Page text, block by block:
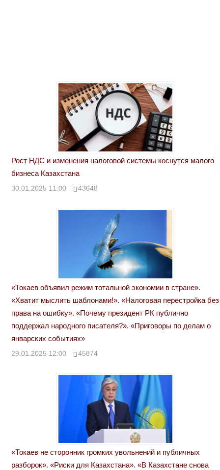
Рост НДС и изменения налоговой системы коснутся малого
бизнеса Казахстана
30.01.2025 11:00 43648
«Токаев объявил режим тотальной экономии в стране».
«Хватит мыслить шаблонами!». «Налоговая перестройка без
права на ошибку». «Почему президент РК публично
поддержал народного писателя?». «Приговоры по делам о
январских событиях»
29.01.2025 12:00 45874
«Токаев не сторонник громких увольнений и публичных
разборок». «Риски для Казахстана». «В Казахстане снова